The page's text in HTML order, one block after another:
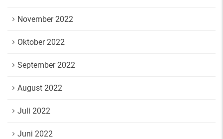
November 2022
Oktober 2022
September 2022
August 2022
Juli 2022
Juni 2022